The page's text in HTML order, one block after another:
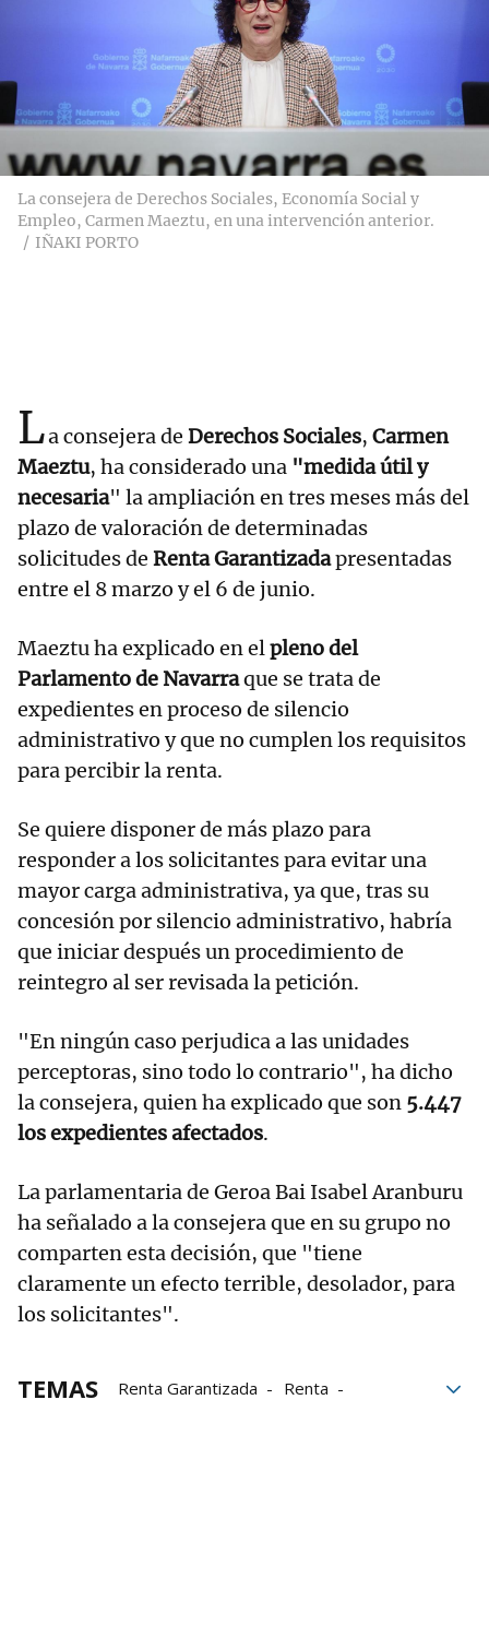
La consejera de Derechos Sociales, Economía Social y
Empleo, Carmen Maeztu, en una intervención anterior.
IÑAKI PORTO
La consejera de Derechos Sociales, Carmen
Maeztu, ha considerado una "medida útil y
necesaria" la ampliación en tres meses más del
plazo de valoración de determinadas
solicitudes de Renta Garantizadapresentadas
entre el 8 marzo y el 6 de junio.
Maeztu ha explicado en elpleno del
Parlamento de Navarraque se trata de
expedientes en proceso de silencio
administrativo y que no cumplen los requisitos
para percibir la renta.
Se quiere disponer de más plazo para
responder a los solicitantes para evitar una
mayor carga administrativa, ya que, tras su
concesión por silencio administrativo, habría
que iniciar después un procedimiento de
reintegro al ser revisada la petición.
"En ningún caso perjudica a las unidades
perceptoras, sino todo lo contrario", ha dicho
la consejera, quien ha explicado que son 5.447
los expedientes afectados.
La parlamentaria de Geroa Bai Isabel Aranburu
ha señalado a la consejera que en su grupo no
comparten esta decisión, que "tiene
claramente un efecto terrible, desolador, para
los solicitantes".
TEMAS Renta Garantizada
Renta